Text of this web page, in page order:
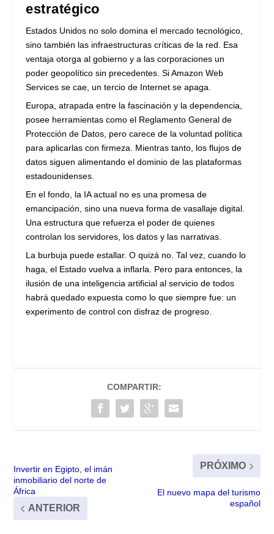
estratégico
Estados Unidos no solo domina el mercado tecnológico,
sino también las infraestructuras críticas de la red. Esa
ventaja otorga al gobierno y a las corporaciones un
poder geopolítico sin precedentes. Si Amazon Web
Services se cae, un tercio de Internet se apaga.
Europa, atrapada entre la fascinación y la dependencia,
posee herramientas como el Reglamento General de
Protección de Datos, pero carece de la voluntad política
para aplicarlas con firmeza. Mientras tanto, los flujos de
datos siguen alimentando el dominio de las plataformas
estadounidenses.
En el fondo, la IA actual no es una promesa de
emancipación, sino una nueva forma de vasallaje digital.
Una estructura que refuerza el poder de quienes
controlan los servidores, los datos y las narrativas.
La burbuja puede estallar. O quizá no. Tal vez, cuando lo
haga, el Estado vuelva a inflarla. Pero para entonces, la
ilusión de una inteligencia artificial al servicio de todos
habrá quedado expuesta como lo que siempre fue: un
experimento de control con disfraz de progreso.
COMPARTIR:
Invertir en Egipto, el imán
inmobiliario del norte de
África
ANTERIOR
PRÓXIMO
El nuevo mapa del turismo
español